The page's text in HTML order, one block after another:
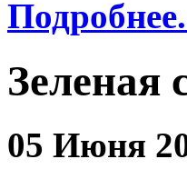
Зеленая
05 Июня